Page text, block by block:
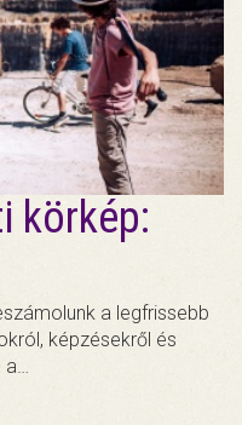
körkép:
a legfrissebb
képzésekről és